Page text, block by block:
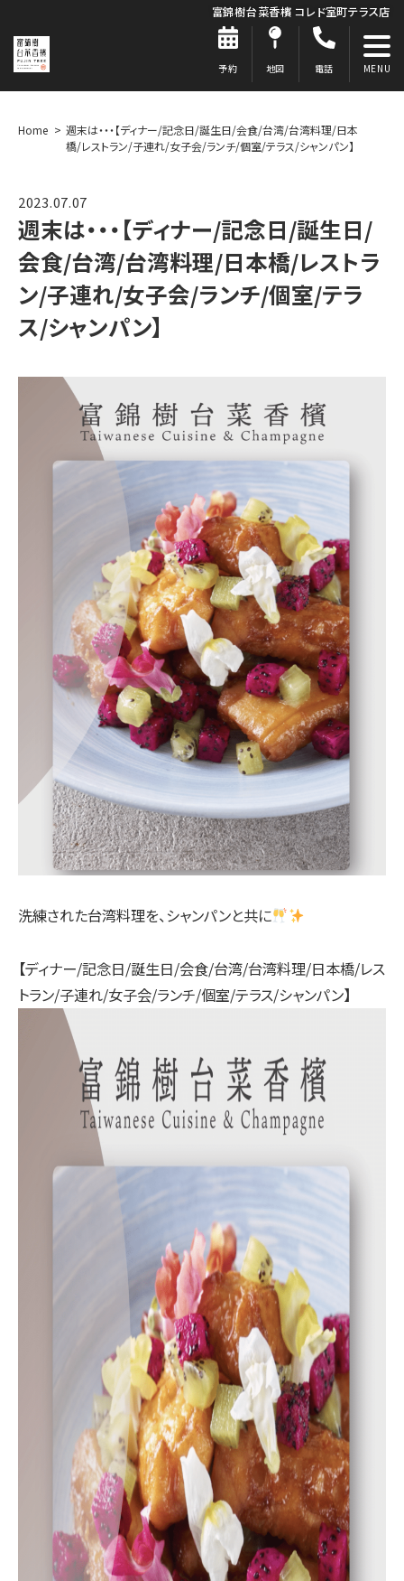
富錦樹台菜香檳 コレド室町テラス店
予約 地図 電話
Home
週末は・・・【ディナー/記念日/誕生日/会食/台湾/台湾料理/日本
橋/レストラン/子連れ/女子会/ランチ/個室/テラス/シャンパン】
2023.07.07
週末は・・・【ディナー/記念日/誕生日/
会食/台湾/台湾料理/日本橋/レストラ
ン/子連れ/女子会/ランチ/個室/テラ
ス/シャンパン】
洗練された台湾料理を、シャンパンと共に
【ディナー/記念日/誕生日/会食/台湾/台湾料理/日本橋/レス
トラン/子連れ/女子会/ランチ/個室/テラス/シャンパン】